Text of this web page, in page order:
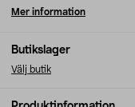
Butikslager
Välj butik
Mer information